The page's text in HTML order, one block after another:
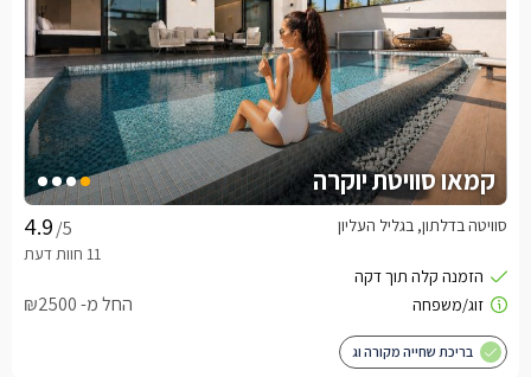
קמאו סוויטת יוקרה
/5 סוויטה בדלתון, בגליל העליון
החל מ- ₪2500
בריכת שחייה מקורה וג